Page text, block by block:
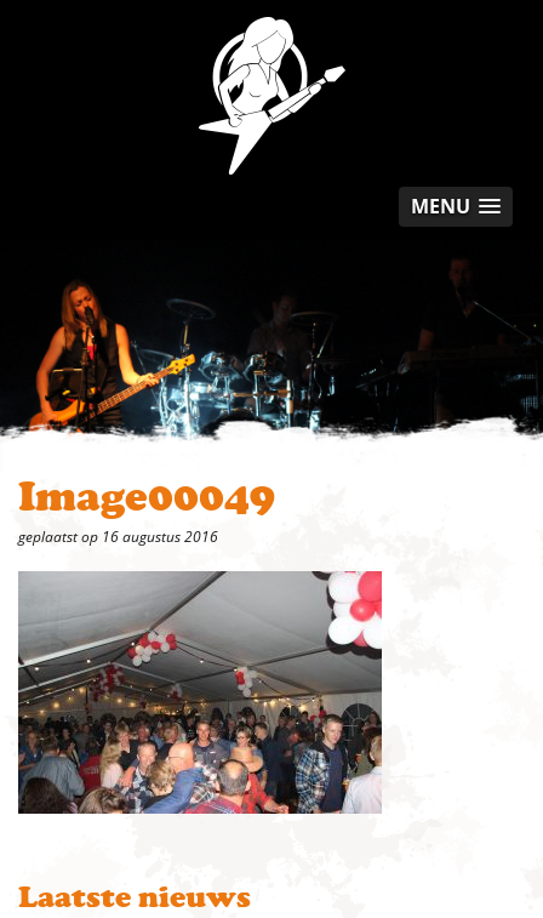
MENU
Image00049
geplaatst op 16 augustus 2016
Laatste nieuws